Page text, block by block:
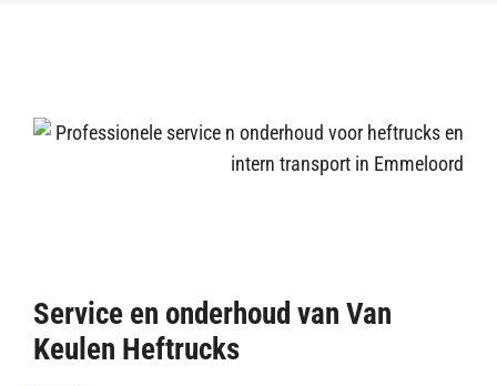
Service en onderhoud van Van
Keulen Heftrucks